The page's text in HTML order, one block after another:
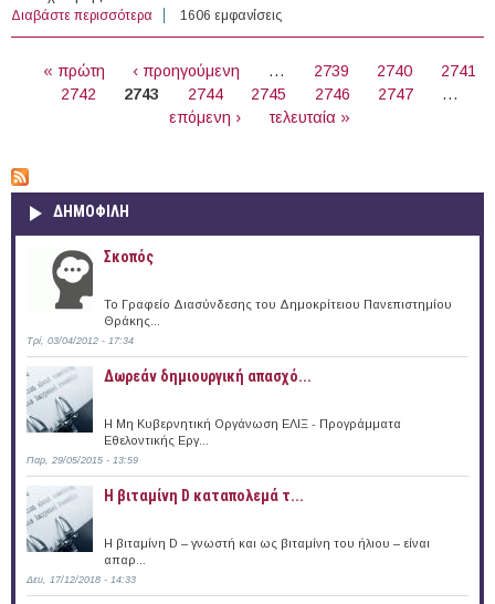
Διαβάστε περισσότερα για 60 Υποτροφίες στο εξωτερικό (16/06/2016)
1606 εμφανίσεις
« πρώτη ‹ προηγούμενη … 2739 2740
2741
2742
2743 2744 2745 2746 2747
…
επόμενη ›
τελευταία »
ΔΗΜΟΦΙΛΗ
Σκοπός
Το Γραφείο Διασύνδεσης του Δημοκρίτειου Πανεπιστημίου
Θράκης...
Τρί, 03/04/2012 - 17:34
Δωρεάν δημιουργική απασχό...
Η Μη Κυβερνητική Οργάνωση ΕΛΙΞ - Προγράμματα
Εθελοντικής Εργ...
Παρ, 29/05/2015 - 13:59
Η βιταμίνη D καταπολεμά τ...
Η βιταμίνη D – γνωστή και ως βιταμίνη του ήλιου – είναι
απαρ...
Δευ, 17/12/2018 - 14:33